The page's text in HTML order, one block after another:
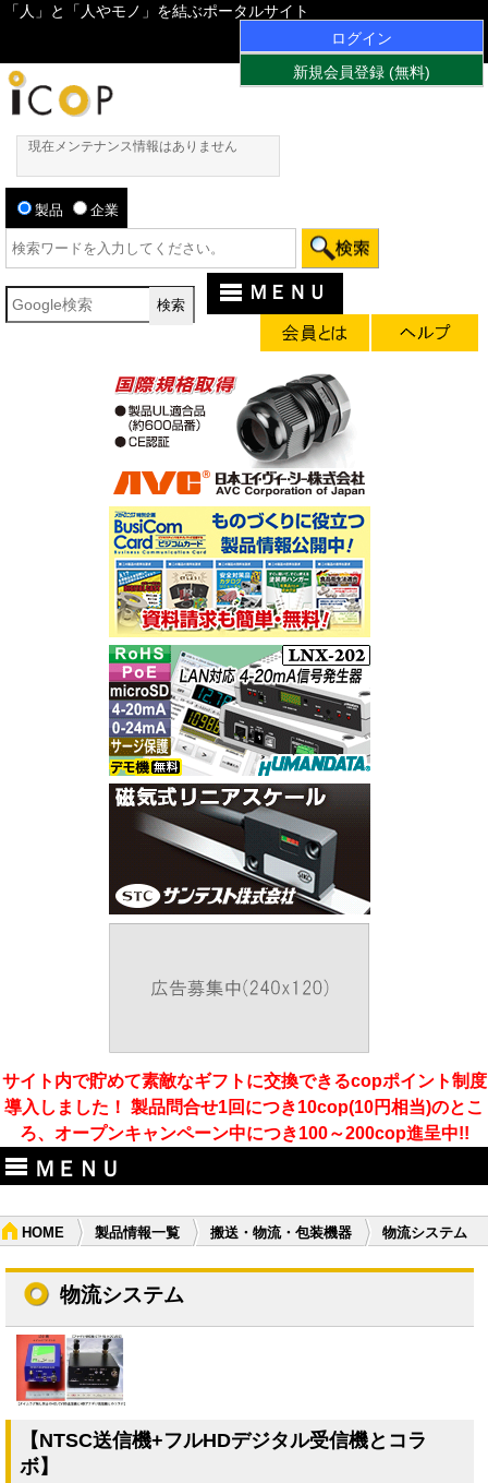
「人」と「人やモノ」を結ぶポータルサイト
ログイン
新規会員登録 (無料)
現在メンテナンス情報はありません
製品 企業
ＭＥＮＵ
サイト内で貯めて素敵なギフトに交換できるcopポイント制度
導入しました！ 製品問合せ1回につき10cop(10円相当)のとこ
ろ、オープンキャンペーン中につき100～200cop進呈中!!
ＭＥＮＵ
HOME 製品情報一覧 搬送・物流・包装機器 物流システム
物流システム
【NTSC送信機+フルHDデジタル受信機とコラ
ボ】